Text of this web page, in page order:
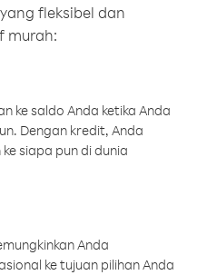
fleksibel dan
murah:
ke saldo Anda ketika Anda
Dengan kredit, Anda
siapa pun di dunia
Anda
ke tujuan pilihan Anda